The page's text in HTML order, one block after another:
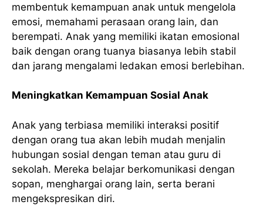
membentuk kemampuan anak untuk mengelola
emosi, memahami perasaan orang lain, dan
berempati. Anak yang memiliki ikatan emosional
baik dengan orang tuanya biasanya lebih stabil
dan jarang mengalami ledakan emosi berlebihan.
Meningkatkan Kemampuan Sosial Anak
Anak yang terbiasa memiliki interaksi positif
dengan orang tua akan lebih mudah menjalin
hubungan sosial dengan teman atau guru di
sekolah. Mereka belajar berkomunikasi dengan
sopan, menghargai orang lain, serta berani
mengekspresikan diri.